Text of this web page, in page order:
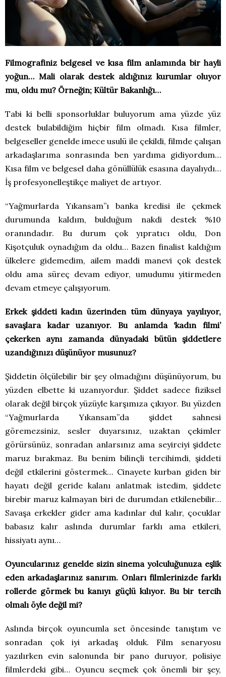
Filmografiniz belgesel ve kısa film anlamında bir hayli
yoğun… Mali olarak destek aldığınız kurumlar oluyor
mu, oldu mu? Örneğin; Kültür Bakanlığı…
Tabi ki belli sponsorluklar buluyorum ama yüzde yüz
destek bulabildiğim hiçbir film olmadı. Kısa filmler,
belgeseller genelde imece usulü ile çekildi, filmde çalışan
arkadaşlarıma sonrasında ben yardıma gidiyordum…
Kısa film ve belgesel daha gönüllülük esasına dayalıydı…
İş profesyonelleştikçe maliyet de artıyor.
“Yağmurlarda Yıkansam”ı banka kredisi ile çekmek
durumunda kaldım, bulduğum nakdi destek %10
oranındadır. Bu durum çok yıpratıcı oldu, Don
Kişotçuluk oynadığım da oldu… Bazen finalist kaldığım
ülkelere gidemedim, ailem maddi manevi çok destek
oldu ama süreç devam ediyor, umudumu yitirmeden
devam etmeye çalışıyorum.
Erkek şiddeti kadın üzerinden tüm dünyaya yayılıyor,
savaşlara kadar uzanıyor. Bu anlamda ‘kadın filmi’
çekerken aynı zamanda dünyadaki bütün şiddetlere
uzandığınızı düşünüyor musunuz?
Şiddetin ölçülebilir bir şey olmadığını düşünüyorum, bu
yüzden elbette ki uzanıyordur. Şiddet sadece fiziksel
olarak değil birçok yüzüyle karşımıza çıkıyor. Bu yüzden
“Yağmurlarda Yıkansam”da şiddet sahnesi
göremezsiniz, sesler duyarsınız, uzaktan çekimler
görürsünüz, sonradan anlarsınız ama seyirciyi şiddete
maruz bırakmaz. Bu benim bilinçli tercihimdi, şiddeti
değil etkilerini göstermek… Cinayete kurban giden bir
hayatı değil geride kalanı anlatmak istedim, şiddete
birebir maruz kalmayan biri de durumdan etkilenebilir…
Savaşa erkekler gider ama kadınlar dul kalır, çocuklar
babasız kalır aslında durumlar farklı ama etkileri,
hissiyatı aynı…
Oyuncularınız genelde sizin sinema yolculuğunuza eşlik
eden arkadaşlarınız sanırım. Onları filmlerinizde farklı
rollerde görmek bu kanıyı güçlü kılıyor. Bu bir tercih
olmalı öyle değil mi?
Aslında birçok oyuncumla set öncesinde tanıştım ve
sonradan çok iyi arkadaş olduk. Film senaryosu
yazılırken evin salonunda bir pano duruyor, polisiye
filmlerdeki gibi… Oyuncu seçmek çok önemli bir şey,